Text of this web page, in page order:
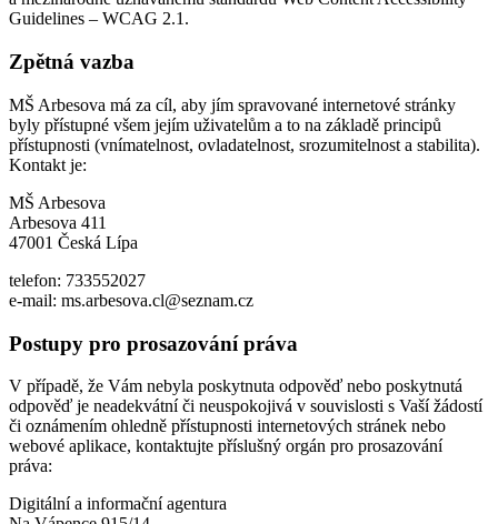
Guidelines – WCAG 2.1.
Zpětná vazba
MŠ Arbesova má za cíl, aby jím spravované internetové stránky
byly přístupné všem jejím uživatelům a to na základě principů
přístupnosti (vnímatelnost, ovladatelnost, srozumitelnost a stabilita).
Kontakt je:
MŠ Arbesova
Arbesova 411
47001 Česká Lípa
telefon: 733552027
e-mail: ms.arbesova.cl@seznam.cz
Postupy pro prosazování práva
V případě, že Vám nebyla poskytnuta odpověď nebo poskytnutá
odpověď je neadekvátní či neuspokojivá v souvislosti s Vaší žádostí
či oznámením ohledně přístupnosti internetových stránek nebo
webové aplikace, kontaktujte příslušný orgán pro prosazování
práva:
Digitální a informační agentura